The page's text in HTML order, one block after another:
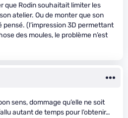
que Rodin souhaitait limiter les
atelier. Ou de monter que son
pensé. (l’impression 3D permettant
des moules, le problème n’est
sens, dommage qu’elle ne soit
autant de temps pour l’obtenir…